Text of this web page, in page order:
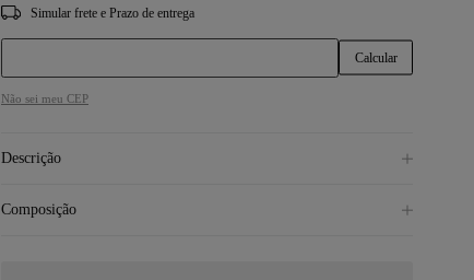
CEP
Não sei meu CEP
Descrição
Composição